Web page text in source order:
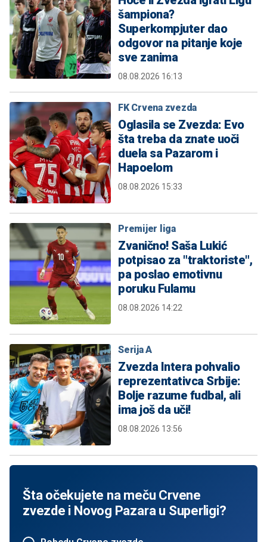
šampiona?
Superkompjuter dao
odgovor na pitanje koje
sve zanima
08.08.2026 16:13
FK Crvena zvezda
Oglasila se Zvezda: Evo
šta treba da znate uoči
duela sa Pazarom i
Hapoelom
08.08.2026 15:33
Premijer liga
Zvanično! Saša Lukić
potpisao za "traktoriste",
pa poslao emotivnu
poruku Fulamu
08.08.2026 14:22
Serija A
Zvezda Intera pohvalio
reprezentativca Srbije:
Bolje razume fudbal, ali
ima još da uči!
08.08.2026 13:56
Šta očekujete na meču Crvene
zvezde i Novog Pazara u Superligi?